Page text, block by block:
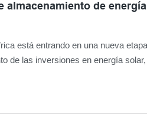
almacenamiento de
está entrando en una nueva
de las inversiones en energía solar,